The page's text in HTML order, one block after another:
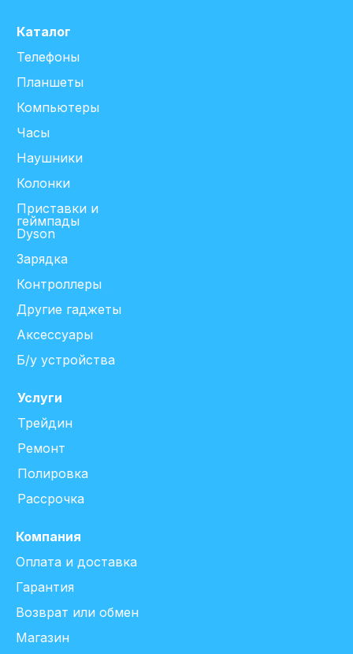
Каталог
Услуги
Телефоны
Трейдин
Планшеты
Ремонт
Компьютеры
Полировка
Часы
Рассрочка
Наушники
Колонки
Приставки и
геймпады
Dyson
Зарядка
Контроллеры
Другие гаджеты
Аксессуары
Магазин
Компания
Б/у устройства
Оплата и доставка
Возврат или обмен
Гарантия